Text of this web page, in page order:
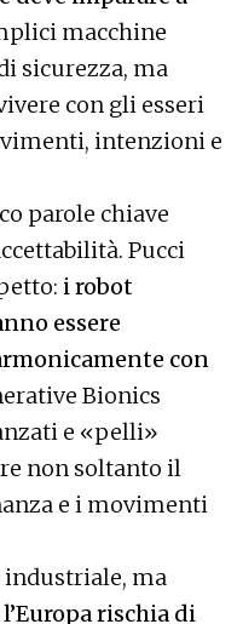
macchine
sicurezza, ma
con gli esseri
intenzioni e
parole chiave
Pucci
i robot
essere
con
Bionics
e «pelli»
non soltanto il
e i movimenti
industriale, ma
l’Europa rischia di